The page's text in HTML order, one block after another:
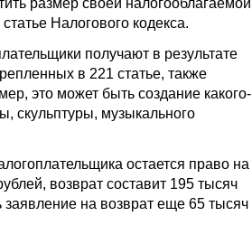
размер своей налогооблагаемой
Налогового кодекса.
получают в результате
в 221 статье, также
это может быть создание какого-
скульптуры, музыкального
остается право на
возврат составит 195 тысяч
на возврат еще 65 тысяч